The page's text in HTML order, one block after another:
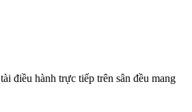
điều hành trực tiếp trên sân đều mang